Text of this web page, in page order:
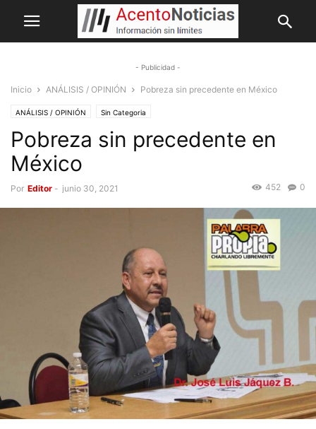
- Publicidad -
Inicio ANÁLISIS / OPINIÓN Pobreza sin precedente en México
ANÁLISIS / OPINIÓN Sin Categoria
Pobreza sin precedente en
México
Por Editor - junio 30, 2021 0
452